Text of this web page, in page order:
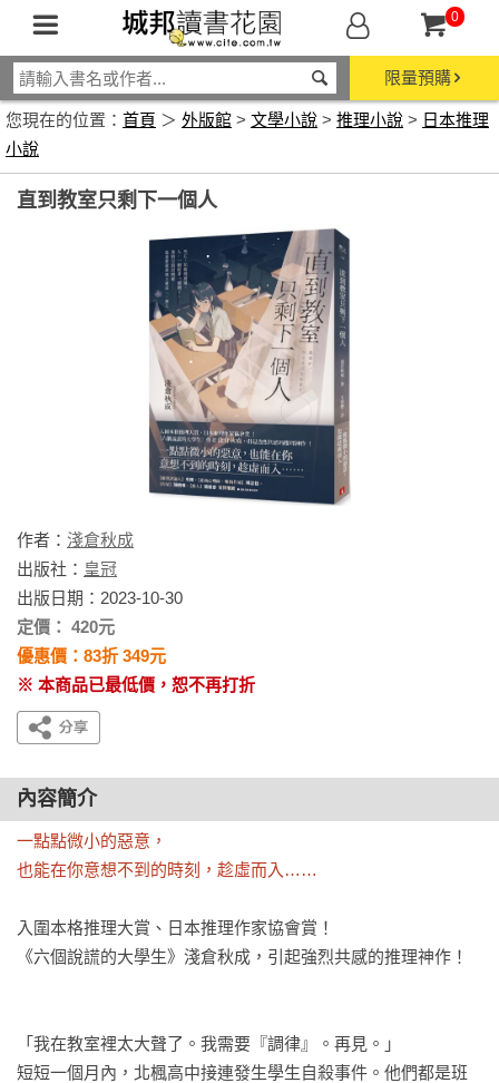
0
限量預購
您現在的位置： 首頁 ＞ 外版館 > 文學小說 > 推理小說 > 日本推理
小說
直到教室只剩下一個人
作者： 淺倉秋成
出版社： 皇冠
出版日期：2023-10-30
定價： 420元
優惠價：83折 349元
※ 本商品已最低價，恕不再打折
內容簡介
一點點微小的惡意，
也能在你意想不到的時刻，趁虛而入……
入圍本格推理大賞、日本推理作家協會賞！
《六個說謊的大學生》淺倉秋成，引起強烈共感的推理神作！
「我在教室裡太大聲了。我需要『調律』。再見。」
短短一個月內，北楓高中接連發生學生自殺事件。他們都是班